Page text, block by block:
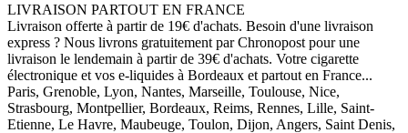
LIVRAISON PARTOUT EN FRANCE
Livraison offerte à partir de 19€ d'achats. Besoin d'une livraison
express ? Nous livrons gratuitement par Chronopost pour une
livraison le lendemain à partir de 39€ d'achats. Votre cigarette
électronique et vos e-liquides à Bordeaux et partout en France...
Paris, Grenoble, Lyon, Nantes, Marseille, Toulouse, Nice,
Strasbourg, Montpellier, Bordeaux, Reims, Rennes, Lille, Saint-
Etienne, Le Havre, Maubeuge, Toulon, Dijon, Angers, Saint Denis,